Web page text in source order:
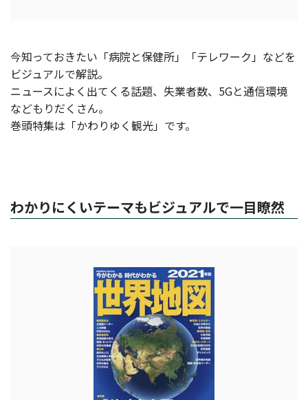
今知っておきたい「病院と保健所」「テレワーク」などを
ビジュアルで解説。
ニュースによく出てくる話題、失業者数、5Gと通信環境
などもりだくさん。
巻頭特集は「かわりゆく観光」です。
わかりにくいテーマもビジュアルで一目瞭然